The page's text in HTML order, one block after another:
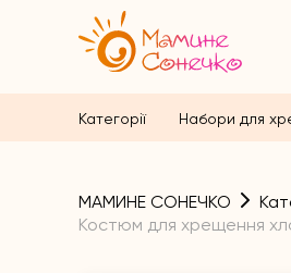
Категорії Набори для
МАМИНЕ СОНЕЧКО
Костюм для хрещення